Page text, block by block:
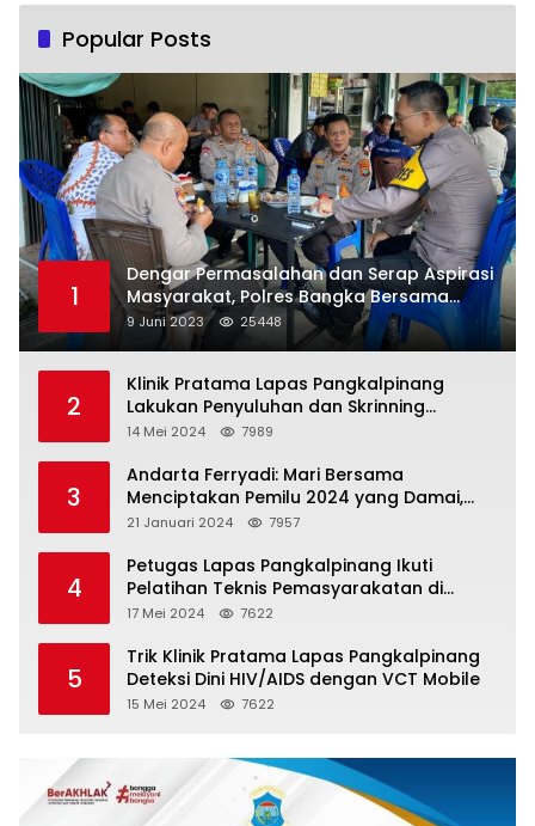
Popular Posts
1
Dengar Permasalahan dan Serap Aspirasi
Masyarakat, Polres Bangka Bersama
Polsek Pemali Rutin Gelar Jumat Curhat
9 Juni 2023 25448
2
Klinik Pratama Lapas Pangkalpinang
Lakukan Penyuluhan dan Skrinning
Kesehatan Jiwa Bagi Warga Binaan
14 Mei 2024 7989
3
Andarta Ferryadi: Mari Bersama
Menciptakan Pemilu 2024 yang Damai,
Jujur dan Adil.
21 Januari 2024 7957
4
Petugas Lapas Pangkalpinang Ikuti
Pelatihan Teknis Pemasyarakatan di
Batam
17 Mei 2024 7622
5
Trik Klinik Pratama Lapas Pangkalpinang
Deteksi Dini HIV/AIDS dengan VCT Mobile
15 Mei 2024 7622